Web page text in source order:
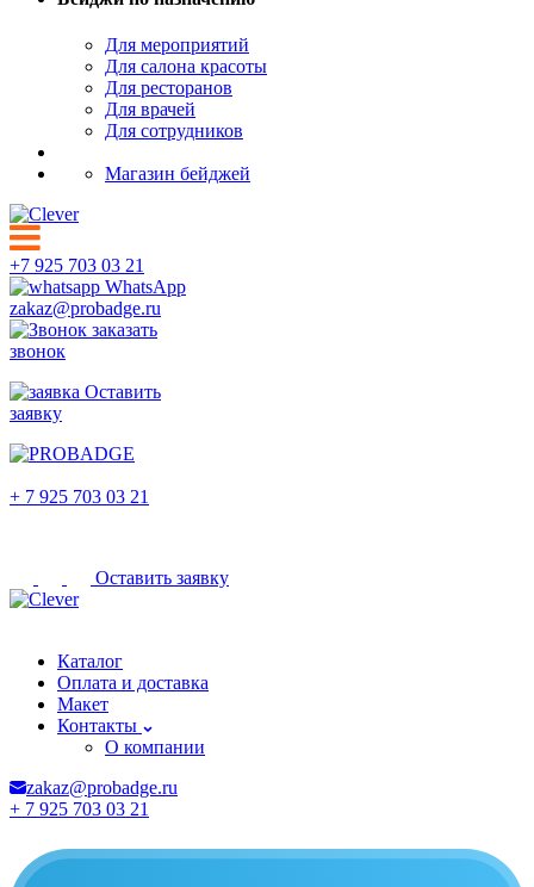
Для мероприятий
Для салона красоты
Для ресторанов
Для врачей
Для сотрудников
Магазин бейджей
+7 925 703 03 21
WhatsApp
zakaz@probadge.ru
заказать
звонок
Оставить
заявку
+ 7 925 703 03 21
Оставить заявку
Каталог
Оплата и доставка
Макет
Контакты
О компании
zakaz@probadge.ru
+ 7 925 703 03 21